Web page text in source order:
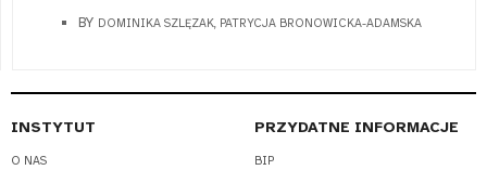
BY DOMINIKA SZLĘZAK, PATRYCJA BRONOWICKA-ADAMSKA
INSTYTUT
O NAS
PRZYDATNE INFORMACJE
BIP